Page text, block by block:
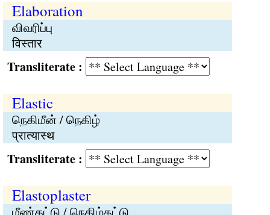
Elaboration
விவரிப்பு
विस्तार
:
Elastic
நெகிமீன் / நெகிழ்
प्रात्यास्थ
:
Elastoplaster
மீண்கட்டு / நெகிழ்கட்டு